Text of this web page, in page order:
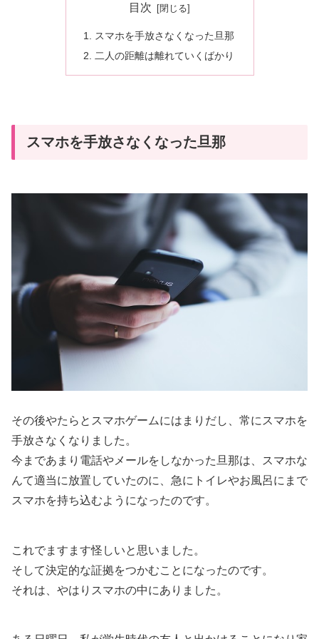
目次
スマホを手放さなくなった旦那
二人の距離は離れていくばかり
スマホを手放さなくなった旦那
その後やたらとスマホゲームにはまりだし、常にスマホを
手放さなくなりました。
今まであまり電話やメールをしなかった旦那は、スマホな
んて適当に放置していたのに、急にトイレやお風呂にまで
スマホを持ち込むようになったのです。
これでますます怪しいと思いました。
そして決定的な証拠をつかむことになったのです。
それは、やはりスマホの中にありました。